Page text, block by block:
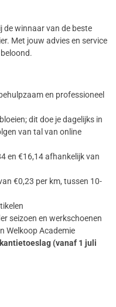
de winnaar van de beste
Met jouw advies en service
en professioneel
dit doe je dagelijks in
van tal van online
en €16,14 afhankelijk van
€0,23 per km, tussen 10-
seizoen en werkschoenen
Welkoop Academie
(vanaf 1 juli